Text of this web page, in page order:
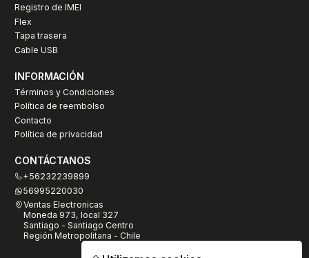
Registro de IMEI
Flex
Tapa trasera
Cable USB
INFORMACIÓN
Términos y Condiciones
Política de reembolso
Contacto
Política de privacidad
CONTÁCTANOS
+56232239899
56995220030
Ventas Electronicas
Moneda 973, local 327
Santiago - Santiago Centro
Región Metropolitana - Chile